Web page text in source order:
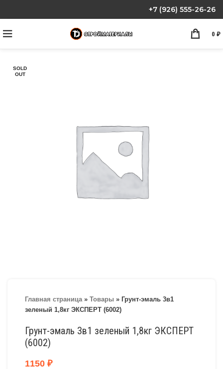
+7 (926) 555-26-26
0 ₽
SOLD
OUT
Главная страница» Товары » Грунт-эмаль 3в1
зеленый 1,8кг ЭКСПЕРТ (6002)
Грунт-эмаль 3в1 зеленый 1,8кг ЭКСПЕРТ
(6002)
1150 ₽